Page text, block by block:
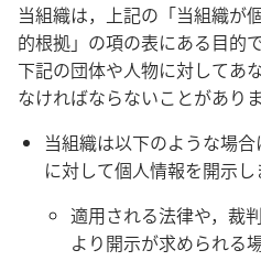
当組織は，上記の「当組織が
的根拠」の項の表にある目的
下記の団体や人物に対してあ
なければならないことがありま
当組織は以下のような場
に対して個人情報を開示し
適用される法律や，裁
より開示が求められる